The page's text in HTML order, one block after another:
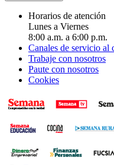
Horarios de atención
Lunes a Viernes
8:00 a.m. a 6:00 p.m.
Canales de servicio al
Trabaje con nosotros
Paute con nosotros
Cookies